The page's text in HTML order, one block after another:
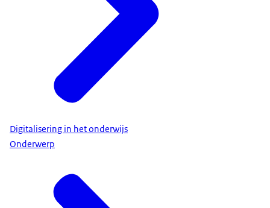
Digitalisering in het onderwijs
Onderwerp